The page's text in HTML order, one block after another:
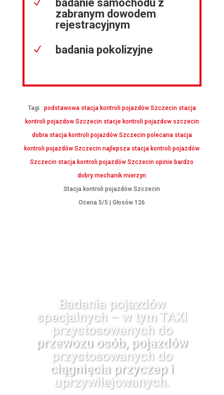
N
badanie samochodu z
zabranym dowodem
rejestracyjnym
N badania pokolizyjne
Tagi : podstawowa stacja kontroli pojazdów Szczecin stacja
kontroli pojazdow Szczecin stacje kontroli pojazdow szczecin
dobra stacja kontroli pojazdów Szczecin polecana stacja
kontroli pojazdów Szczecin najlepsza stacja kontroli pojazdów
Szczecin stacja kontroli pojazdów Szczecin opinie bardzo
dobry mechanik mierzyn
Stacja kontroli pojazdów Szczecin
Ocena5/5 | Głosów126
Badania pojazdów
specjalnych – w tym TAXI
przystosowanych do
przewozu osób, pojazdów
przystosowanych do
ciągnięcia przyczep i
uprzywilejowanych.